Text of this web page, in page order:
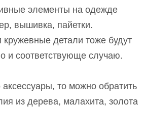
элементы на одежде
вышивка, пайетки.
детали тоже будут
и соответствующе случаю.
то можно обратить
из дерева, малахита, золота